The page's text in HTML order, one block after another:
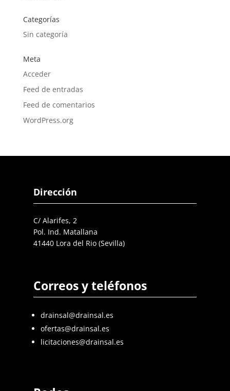
Categorías
Sin categoría
Meta
Acceder
Feed de entradas
Feed de comentarios
WordPress.org
Dirección
C/ Alarifes, 2
Pol. Ind. Matallana
41440 Lora del Rio (Sevilla)
Correos y teléfonos
drainsal@drainsal.es
ofertas@drainsal.es
licitaciones@drainsal.es